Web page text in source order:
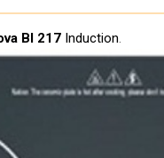
BI 217 Induction.